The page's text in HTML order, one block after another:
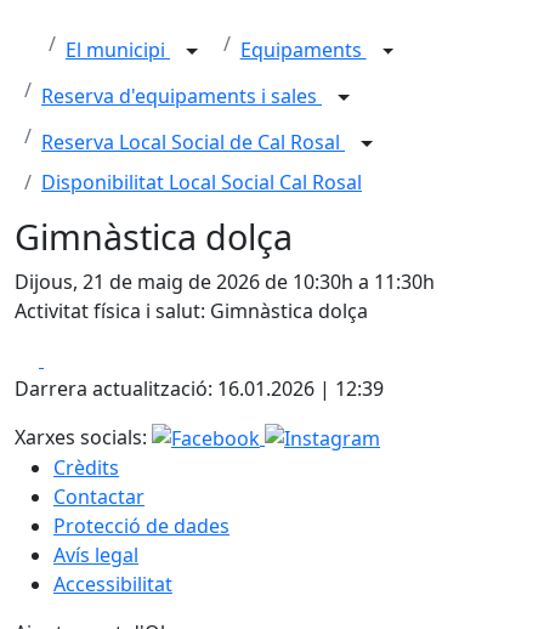
El municipi
Equipaments
Reserva d'equipaments i sales
Reserva Local Social de Cal Rosal
Disponibilitat Local Social Cal Rosal
Gimnàstica dolça
Dijous, 21 de maig de 2026 de 10:30h a 11:30h
Activitat física i salut: Gimnàstica dolça
Darrera actualització: 16.01.2026 | 12:39
Xarxes socials:
Crèdits
Contactar
Protecció de dades
Avís legal
Accessibilitat